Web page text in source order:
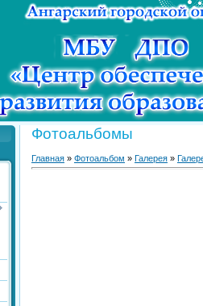
Фотоальбомы
Главная » Фотоальбом » Галерея »